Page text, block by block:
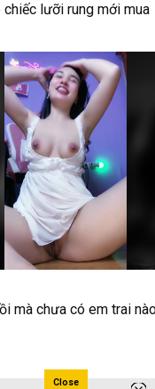
chiếc lưỡi rung mới mua
mà chưa có em trai
Close